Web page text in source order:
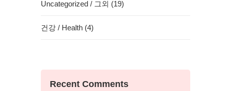
Uncategorized / 그외 (19)
건강 / Health (4)
Recent Comments